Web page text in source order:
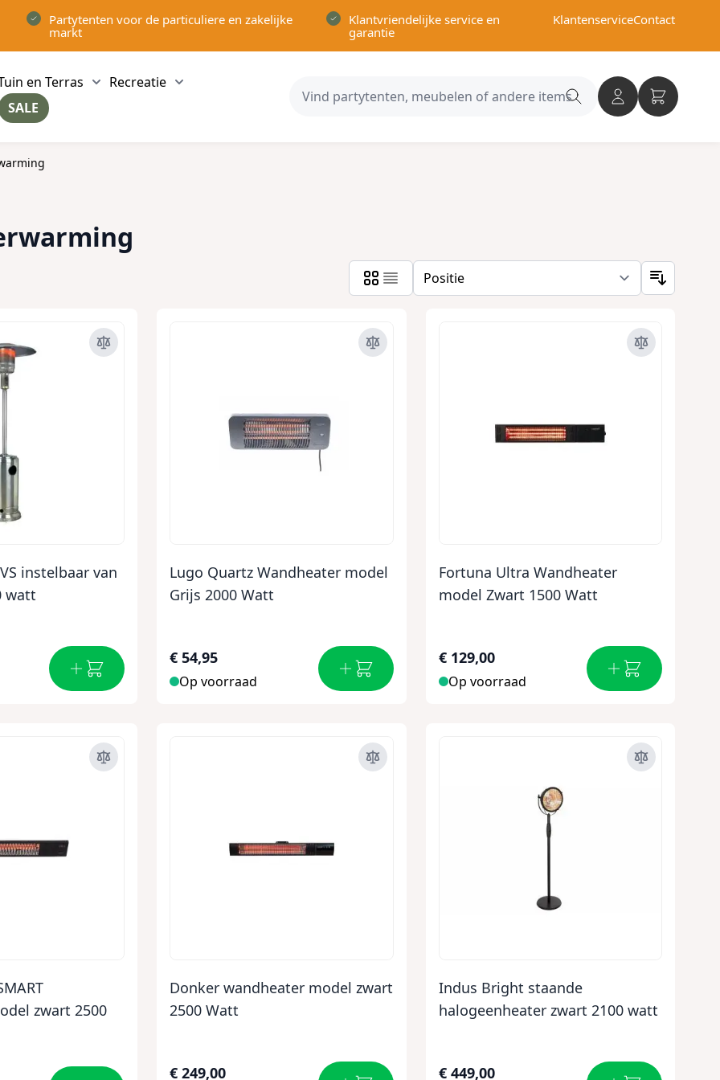
Partytenten voor de particuliere en zakelijke
markt
Klantvriendelijke service en
garantie
KlantenserviceContact
submenu for Partytenten category
en Terras
Show submenu for Tuin en Terras category
Recreatie
Show submenu for Recreatie category
submenu for Voor in Huis category
SALE
Search
instelbaar van
watt
Lugo Quartz Wandheater model
Grijs 2000 Watt
€ 54,95
Op voorraad
Fortuna Ultra Wandheater
model Zwart 1500 Watt
€ 129,00
Op voorraad
zwart 2500
Donker wandheater model zwart
2500 Watt
€ 249,00
Indus Bright staande
halogeenheater zwart 2100 watt
€ 449,00